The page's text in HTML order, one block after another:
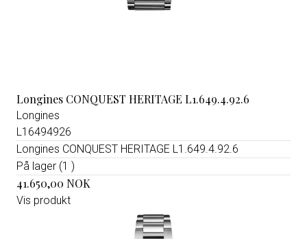
Longines CONQUEST HERITAGE L1.649.4.92.6
Longines
L16494926
Longines CONQUEST HERITAGE L1.649.4.92.6
På lager (1 )
41.650,00 NOK
Vis produkt